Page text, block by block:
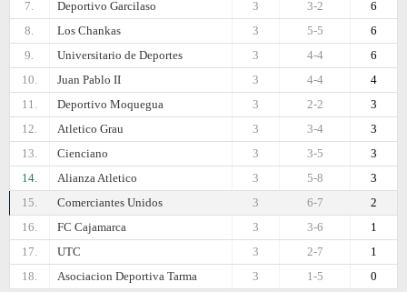
7.
Deportivo Garcilaso 6
3-2
3
8.
Los Chankas 6
5-5
3
9.
Universitario de Deportes 6
4-4
3
10.
Juan Pablo II 4
4-4
3
11.
Deportivo Moquegua 3
2-2
3
12.
Atletico Grau 3
3-4
3
13.
Cienciano 3
3-5
3
14.
Alianza Atletico 3
5-8
3
15.
Comerciantes Unidos 2
6-7
3
16.
FC Cajamarca 1
3-6
3
17.
UTC 1
2-7
3
18.
Asociacion Deportiva Tarma 0
1-5
3